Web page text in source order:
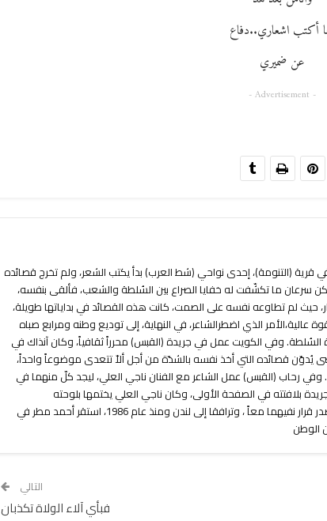
أكتب اشعاري..دفاع
عن ضميري
- Advertisement -
(التنومة)، إحدى نواحي (شط العرب) بدأ يكتب الشعر، ولم تخرج قصائده
سرعان ما تكشّفت له خفايا الصراع بين السُلطة والشعب، فألقى بنفسه،
حيث لم تطاوعه نفسه على الصمت، كانت هذه القصائد في بداياتها طويلة،
الذي اضطرالشاعر، في النهاية، إلى توديع وطنه ومرابع صباه
السُلطة. وفي الكويت عمل في جريدة (القبس) محرراً ثقافياً، وكان آنذاك في
قصائده التي أخذ نفسه بالشدّة من أجل ألاّ تتعدى موضوعاً واحداً،
رحاب (القبس) عمل الشاعر مع الفنان ناجي العلي، ليجد كلّ منهما في
بلافتته في الصفحة الأولى، وكان ناجي العلي يختمها بلوحته
الكاريكاتيرية في الصفحة الأخيرة. ثم صدر قرار نفيهما معاً ، وترافقا إلى لندن ومنذ عام 1986، استقر أحمد مطر في
الوطن
التالي
فبأي آلاء الولاة تكذبان